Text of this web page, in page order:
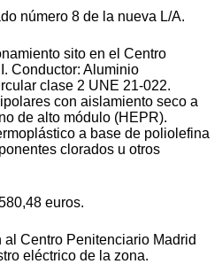
número 8 de la nueva L/A.
sito en el Centro
Conductor: Aluminio
clase 2 UNE 21-022.
con aislamiento seco a
de alto módulo (HEPR).
a base de poliolefina
clorados u otros
euros.
Centro Penitenciario Madrid
eléctrico de la zona.